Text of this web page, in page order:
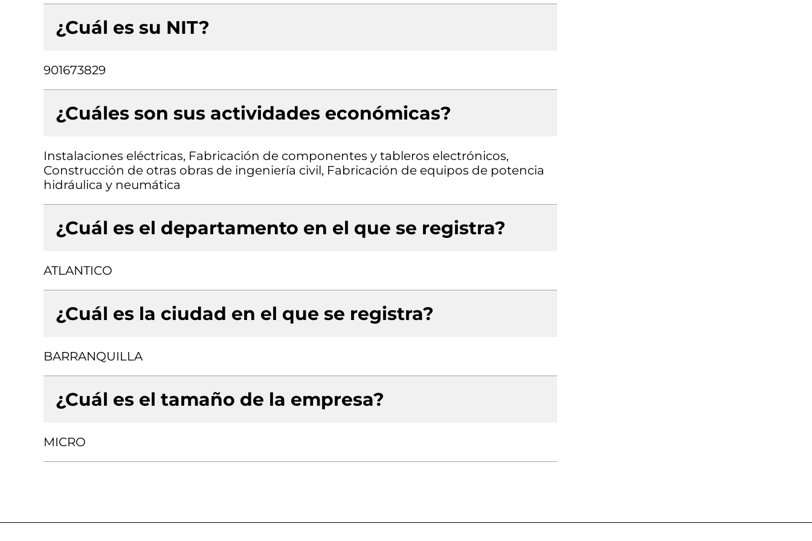
¿Cuál es su NIT?
901673829
¿Cuáles son sus actividades económicas?
Instalaciones eléctricas, Fabricación de componentes y tableros electrónicos,
Construcción de otras obras de ingeniería civil, Fabricación de equipos de potencia
hidráulica y neumática
¿Cuál es el departamento en el que se registra?
ATLANTICO
¿Cuál es la ciudad en el que se registra?
BARRANQUILLA
¿Cuál es el tamaño de la empresa?
MICRO